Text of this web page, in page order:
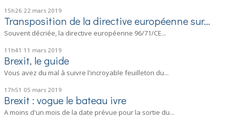
15h26 22 mars 2019
Transposition de la directive européenne sur...
Souvent décriée, la directive européenne 96/71/CE...
11h41 11 mars 2019
Brexit, le guide
Vous avez du mal à suivre l'incroyable feuilleton du...
17h51 05 mars 2019
Brexit : vogue le bateau ivre
A moins d'un mois de la date prévue pour la sortie du...